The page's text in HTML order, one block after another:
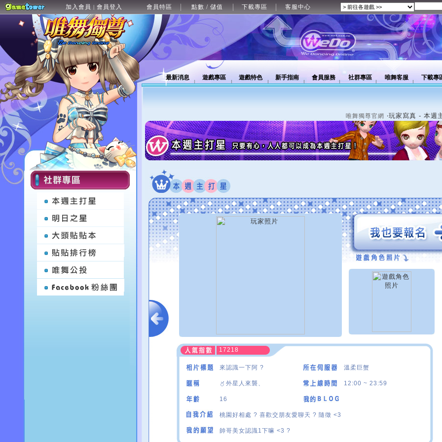
加入會員 | 會員登入 會員特區 點數 / 儲值 下載專區 客服中心
最新消息 遊戲專區 遊戲特色 新手指南 會員服務 社群專區 唯舞客服 下載專
唯舞獨尊官網 ‧玩家寫真 - 本週
17218
來認識一下阿 ? 溫柔巨蟹
〥外星人來襲、 12:00 ~ 23:59
16
桃園好相處 ? 喜歡交朋友愛聊天 ? 隨徵 <3
帥哥美女認識1下嘛 <3 ?